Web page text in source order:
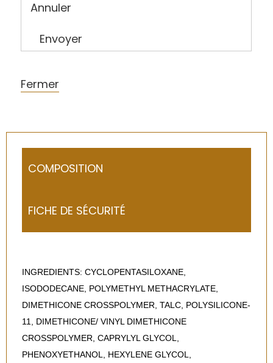
Annuler
Envoyer
Fermer
COMPOSITION
FICHE DE SÉCURITÉ
INGREDIENTS: CYCLOPENTASILOXANE,
ISODODECANE, POLYMETHYL METHACRYLATE,
DIMETHICONE CROSSPOLYMER, TALC, POLYSILICONE-
11, DIMETHICONE/ VINYL DIMETHICONE
CROSSPOLYMER, CAPRYLYL GLYCOL,
PHENOXYETHANOL, HEXYLENE GLYCOL,